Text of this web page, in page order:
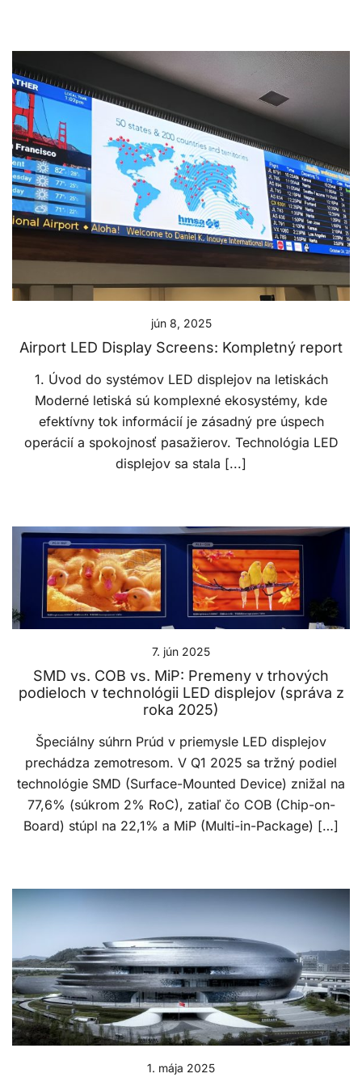
jún 8, 2025
Airport LED Display Screens: Kompletný report
1. Úvod do systémov LED displejov na letiskách
Moderné letiská sú komplexné ekosystémy, kde
efektívny tok informácií je zásadný pre úspech
operácií a spokojnosť pasažierov. Technológia LED
displejov sa stala [...]
7. jún 2025
SMD vs. COB vs. MiP: Premeny v trhových
podieloch v technológii LED displejov (správa z
roka 2025)
Špeciálny súhrn Prúd v priemysle LED displejov
prechádza zemotresom. V Q1 2025 sa tržný podiel
technológie SMD (Surface-Mounted Device) znižal na
77,6% (súkrom 2% RoC), zatiaľ čo COB (Chip-on-
Board) stúpl na 22,1% a MiP (Multi-in-Package) […]
1. mája 2025